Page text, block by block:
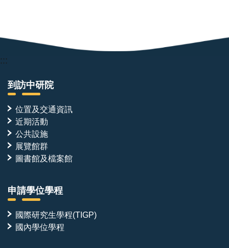
:::
到訪中研院
位置及交通資訊
近期活動
公共設施
展覽館群
圖書館及檔案館
申請學位學程
國際研究生學程(TIGP)
國內學位學程